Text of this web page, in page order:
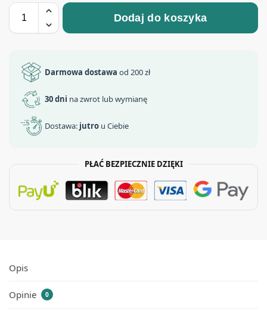
Dodaj do koszyka
Darmowa dostawa od 200 zł
30 dni na zwrot lub wymianę
Dostawa: jutro u Ciebie
PŁAĆ BEZPIECZNIE DZIĘKI
Opis
Opinie 0